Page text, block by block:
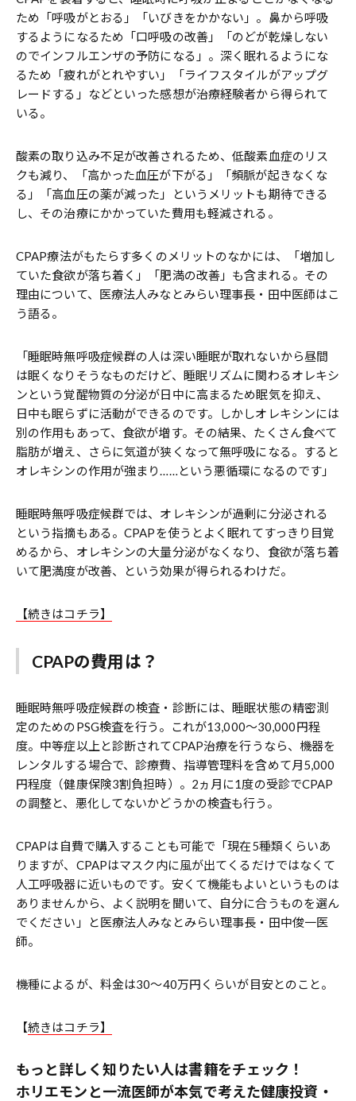
ため「呼吸がとおる」「いびきをかかない」。鼻から呼吸
するようになるため「口呼吸の改善」「のどが乾燥しない
のでインフルエンザの予防になる」。深く眠れるようにな
るため「疲れがとれやすい」「ライフスタイルがアップグ
レードする」などといった感想が治療経験者から得られて
いる。
酸素の取り込み不足が改善されるため、低酸素血症のリス
クも減り、「高かった血圧が下がる」「頻脈が起きなくな
る」「高血圧の薬が減った」というメリットも期待できる
し、その治療にかかっていた費用も軽減される。
CPAP療法がもたらす多くのメリットのなかには、「増加し
ていた食欲が落ち着く」「肥満の改善」も含まれる。その
理由について、医療法人みなとみらい理事長・田中医師はこ
う語る。
「睡眠時無呼吸症候群の人は深い睡眠が取れないから昼間
は眠くなりそうなものだけど、睡眠リズムに関わるオレキシ
ンという覚醒物質の分泌が日中に高まるため眠気を抑え、
日中も眠らずに活動ができるのです。しかしオレキシンには
別の作用もあって、食欲が増す。その結果、たくさん食べて
脂肪が増え、さらに気道が狭くなって無呼吸になる。すると
オレキシンの作用が強まり……という悪循環になるのです」
睡眠時無呼吸症候群では、オレキシンが過剰に分泌される
という指摘もある。CPAPを使うとよく眠れてすっきり目覚
めるから、オレキシンの大量分泌がなくなり、食欲が落ち着
いて肥満度が改善、という効果が得られるわけだ。
【続きはコチラ】
CPAPの費用は？
睡眠時無呼吸症候群の検査・診断には、睡眠状態の精密測
定のためのPSG検査を行う。これが13,000～30,000円程
度。中等症以上と診断されてCPAP治療を行うなら、機器を
レンタルする場合で、診療費、指導管理料を含めて月5,000
円程度（健康保険3割負担時）。2ヵ月に1度の受診でCPAP
の調整と、悪化してないかどうかの検査も行う。
CPAPは自費で購入することも可能で「現在5種類くらいあ
りますが、CPAPはマスク内に風が出てくるだけではなくて
人工呼吸器に近いものです。安くて機能もよいというものは
ありませんから、よく説明を聞いて、自分に合うものを選ん
でください」と医療法人みなとみらい理事長・田中俊一医
師。
機種によるが、料金は30～40万円くらいが目安とのこと。
【続きはコチラ】
もっと詳しく知りたい人は書籍をチェック！
ホリエモンと一流医師が本気で考えた健康投資・